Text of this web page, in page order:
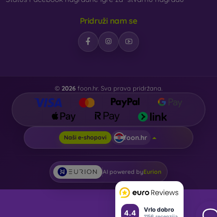
4.4 Vrlo dobro
Pridruži nam se
© 2026 foon.hr. Sva prava pridržana.
Naši e-shopovi foon.hr
AI powered byEurion